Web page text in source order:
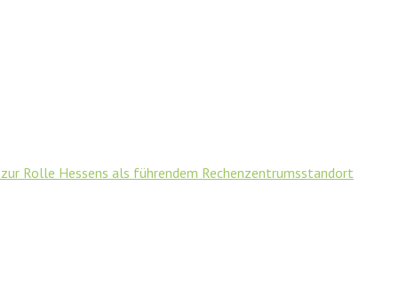
Rolle Hessens als führendem Rechenzentrumsstandort